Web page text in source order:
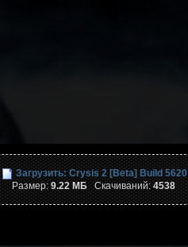
Загрузить: Crysis 2 [Beta] Build 5620
Размер:9.22 МБСкачиваний:4538